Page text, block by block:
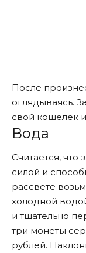
После
оглядываясь.
свой кошелек
Вода
Считается, что
силой и
рассвете
холодной
и тщательно
три монеты
рублей.